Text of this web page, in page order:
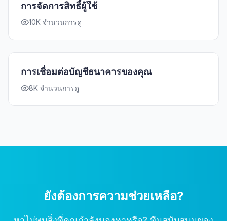
การจัดการสิทธิ์ผู้ใช้
10K จำนวนการดู
การเชื่อมต่อบัญชีธนาคารของคุณ
8K จำนวนการดู
ยังต้องการความช่วยเหลือ?